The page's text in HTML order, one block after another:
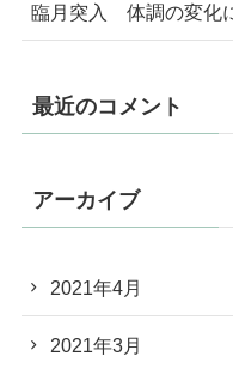
臨月突入 体調の変化
最近のコメント
アーカイブ
2021年4月
2021年3月